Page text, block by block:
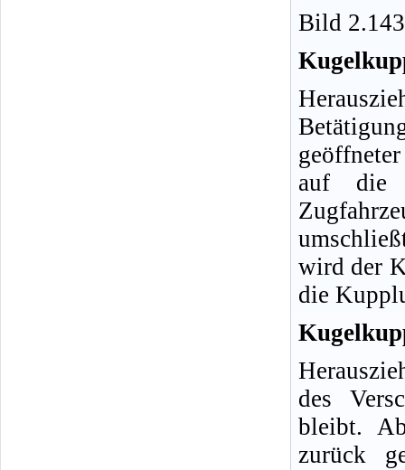
Bild
auf die
wird der
die
des
bleibt.
zurück